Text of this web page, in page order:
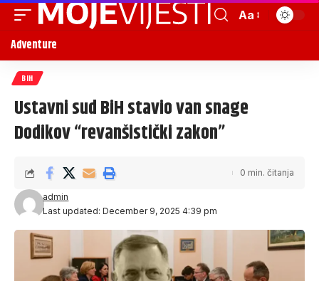
Aa
Adventure
BIH
Ustavni sud BiH stavio van snage
Dodikov “revanšistički zakon”
Last updated: December 9, 2025 4:39 pm
admin
0 min. čitanja